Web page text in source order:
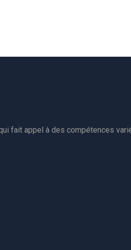
fait appel à des compétences